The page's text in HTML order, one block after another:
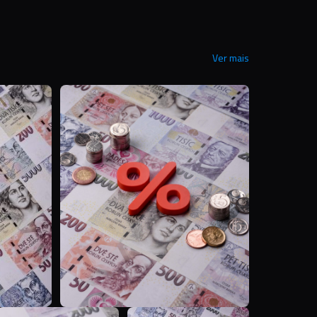
Ver mais
T T